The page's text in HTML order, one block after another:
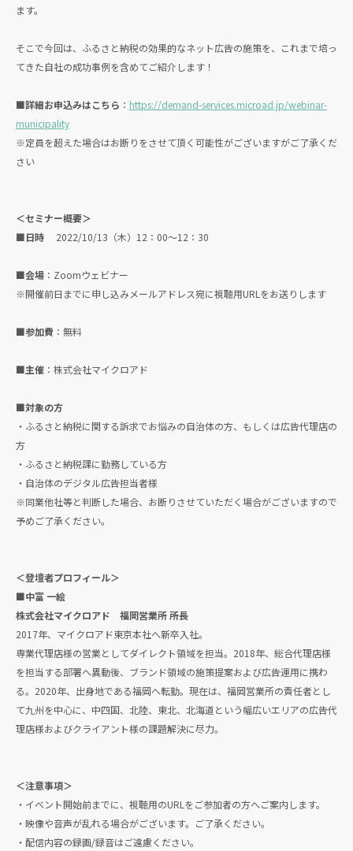
ます。
そこで今回は、ふるさと納税の効果的なネット広告の施策を、これまで培っ
てきた自社の成功事例を含めてご紹介します！
■詳細お申込みはこちら ： https://demand-services.microad.jp/webinar-
municipality
※定員を超えた場合はお断りをさせて頂く可能性がございますがご了承くだ
さい
＜セミナー概要＞
■日時
2022/10/13（木）12：00～12：30
■会場 ：Zoomウェビナー
※開催前日までに申し込みメールアドレス宛に視聴用URLをお送りします
■参加費 ：無料
■主催 ：株式会社マイクロアド
■対象の方
・ふるさと納税に関する訴求でお悩みの自治体の方、もしくは広告代理店の
方
・ふるさと納税課に勤務している方
・自治体のデジタル広告担当者様
※同業他社等と判断した場合、お断りさせていただく場合がございますので
予めご了承ください。
＜登壇者プロフィール＞
■中富 一絵
株式会社マイクロアド 福岡営業所 所長
2017年、マイクロアド東京本社へ新卒入社。
専業代理店様の営業としてダイレクト領域を担当。2018年、総合代理店様
を担当する部署へ異動後、ブランド領域の施策提案および広告運用に携わ
る。2020年、出身地である福岡へ転勤。現在は、福岡営業所の責任者とし
て九州を中心に、中四国、北陸、東北、北海道という幅広いエリアの広告代
理店様およびクライアント様の課題解決に尽力。
＜注意事項＞
・イベント開始前までに、視聴用のURLをご参加者の方へご案内します。
・映像や音声が乱れる場合がございます。ご了承ください。
・配信内容の録画/録音はご遠慮ください。